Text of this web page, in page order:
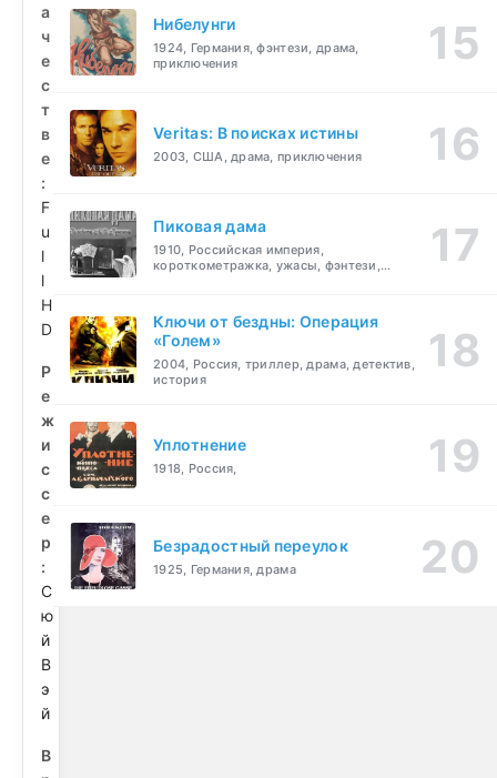
а
ч
е
с
т
в
е
:
F
u
l
l
H
D
Р
е
ж
и
с
с
е
р
:
С
ю
й
В
э
й
В
Нибелунги
1924, Германия, фэнтези, драма,
приключения
Veritas: В поисках истины
2003, США, драма, приключения
Пиковая дама
1910, Российская империя,
короткометражка, ужасы, фэнтези,
Ключи от бездны: Операция
«Голем»
2004, Россия, триллер, драма, детектив,
история
Уплотнение
1918, Россия,
Безрадостный переулок
1925, Германия, драма